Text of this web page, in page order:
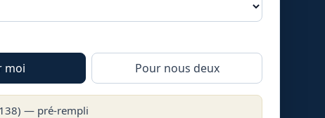
moi Pour nous deux
) — pré-rempli